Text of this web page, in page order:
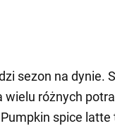
sezon na dynie.
różnych
spice